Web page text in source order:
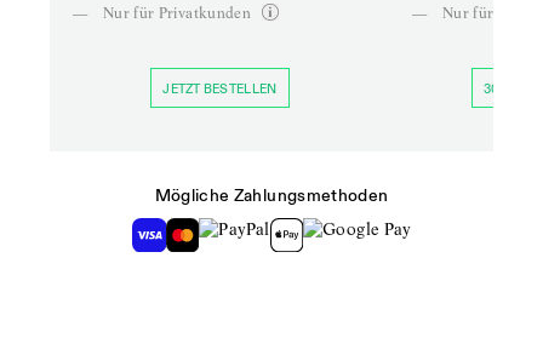
—
Nur für Privatkunden
JETZT BESTELLEN
—
Nur für
30 TAGE
Mögliche Zahlungsmethoden